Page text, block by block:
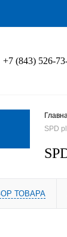
+7 (843) 526-
SPD
ТОВАРА